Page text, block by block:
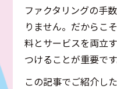
ファクタリングの手
りません。だからこ
料とサービスを両立
つけることが重要です
この記事でご紹介し